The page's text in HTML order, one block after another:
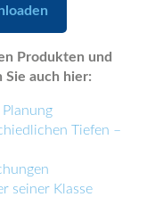
Produkten und
auch hier:
Tiefen –
seiner Klasse